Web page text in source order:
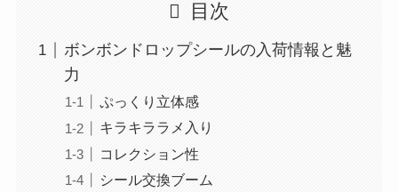
目次
ボンボンドロップシールの入荷情報と魅
力
ぷっくり立体感
キラキララメ入り
コレクション性
シール交換ブーム